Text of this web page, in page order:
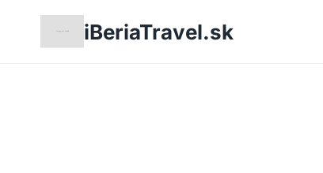
iBeriaTravel.sk